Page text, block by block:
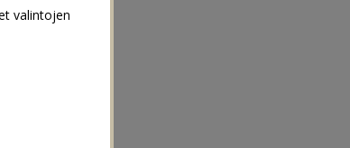
valintojen